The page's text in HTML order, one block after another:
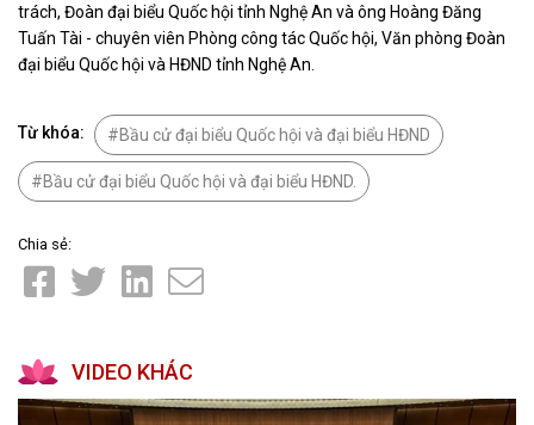
trách, Đoàn đại biểu Quốc hội tỉnh Nghệ An và ông Hoàng Đăng
Tuấn Tài - chuyên viên Phòng công tác Quốc hội, Văn phòng Đoàn
đại biểu Quốc hội và HĐND tỉnh Nghệ An.
Từ khóa: Bầu cử đại biểu Quốc hội và đại biểu HĐND
Bầu cử đại biểu Quốc hội và đại biểu HĐND.
Chia sẻ:
VIDEO KHÁC